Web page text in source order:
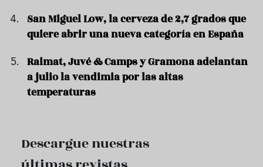
San Miguel Low, la cerveza de 2,7 grados que
quiere abrir una nueva categoría en España
Raimat, Juvé & Camps y Gramona adelantan
a julio la vendimia por las altas
temperaturas
Descargue nuestras